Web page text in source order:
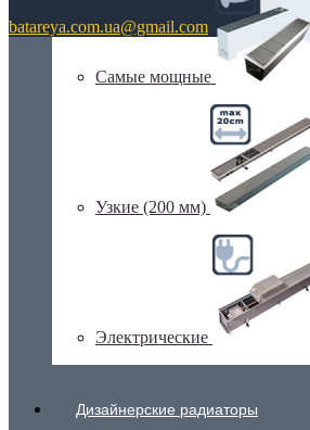
Самые мощные
Узкие (200 мм)
Электрические
Дизайнерские радиаторы
batareya.com.ua@gmail.com